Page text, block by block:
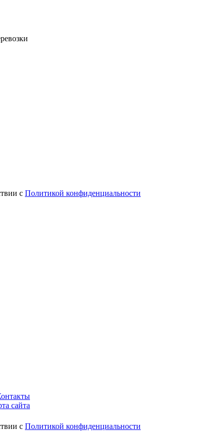
с Политикой конфиденциальности
сайта
с Политикой конфиденциальности